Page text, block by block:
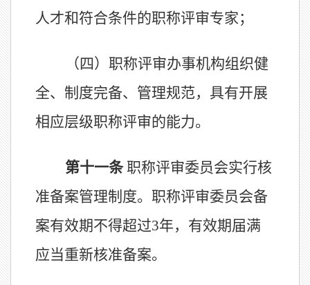
人才和符合条件的职称评审专家；
（四） 职称评审办事机构组织健
全、制度完备、管理规范， 具有开展
相应层级职称评审的能力。
第十一条 职称评审委员会实行核
准备案管理制度。职称评审委员会备
案有效期不得超过3年，有效期届满
应当重新核准备案。